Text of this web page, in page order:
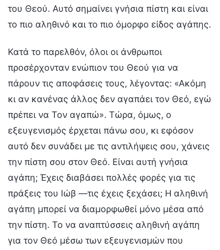
του Θεού. Αυτό σημαίνει γνήσια πίστη και είναι
το πιο αληθινό και το πιο όμορφο είδος αγάπης.
Κατά το παρελθόν, όλοι οι άνθρωποι
προσέρχονταν ενώπιον του Θεού για να
πάρουν τις αποφάσεις τους, λέγοντας: «Ακόμη
κι αν κανένας άλλος δεν αγαπάει τον Θεό, εγώ
πρέπει να Τον αγαπώ». Τώρα, όμως, ο
εξευγενισμός έρχεται πάνω σου, κι εφόσον
αυτό δεν συνάδει με τις αντιλήψεις σου, χάνεις
την πίστη σου στον Θεό. Είναι αυτή γνήσια
αγάπη; Έχεις διαβάσει πολλές φορές για τις
πράξεις του Ιώβ —τις έχεις ξεχάσει; Η αληθινή
αγάπη μπορεί να διαμορφωθεί μόνο μέσα από
την πίστη. Το να αναπτύσσεις αληθινή αγάπη
για τον Θεό μέσω των εξευγενισμών που